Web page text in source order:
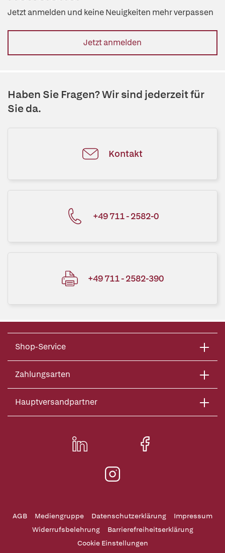
Jetzt anmelden und keine Neuigkeiten mehr verpassen
Jetzt anmelden
Haben Sie Fragen? Wir sind jederzeit für
Sie da.
Kontakt
+49 711 - 2582-0
+49 711 - 2582-390
Shop-Service
Zahlungsarten
Hauptversandpartner
AGB Mediengruppe Datenschutzerklärung
Impressum
Widerrufsbelehrung
Barrierefreiheitserklärung
Cookie Einstellungen